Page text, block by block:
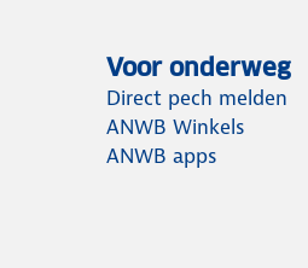
Voor onderweg
Direct pech melden
ANWB Winkels
ANWB apps